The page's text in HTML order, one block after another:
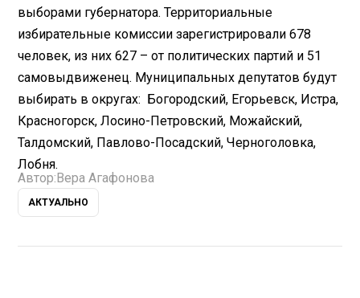
выборами губернатора. Территориальные
избирательные комиссии зарегистрировали 678
человек, из них 627 – от политических партий и 51
самовыдвиженец. Муниципальных депутатов будут
выбирать в округах: Богородский, Егорьевск, Истра,
Красногорск, Лосино-Петровский, Можайский,
Талдомский, Павлово-Посадский, Черноголовка,
Лобня.
Автор: Вера Агафонова
АКТУАЛЬНО